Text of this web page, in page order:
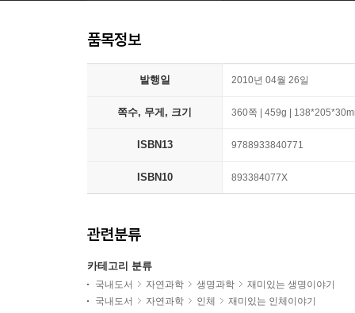
품목정보
발행일 2010년 04월 26일
쪽수, 무게, 크기 360쪽 | 459g |
ISBN13 9788933840771
ISBN10 893384077X
관련분류
카테고리 분류
국내도서 자연과학 생명과학
재미있는 생명이야기
국내도서
자연과학 인체 재미있는 인체이야기